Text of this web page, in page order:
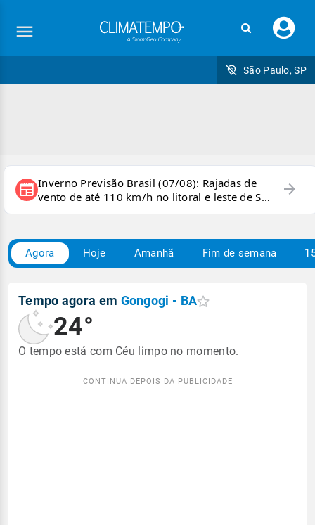
seu
São Paulo, SP
newspaper Inverno Previsão Brasil (07/08): Rajadas de
vento de até 110 km/h no litoral e leste de SP
e sul do RJ
arrow_forward
Agora Hoje Amanhã Fim de semana
Tempo agora em Gongogi - BA
24°
O tempo está com Céu limpo no momento.